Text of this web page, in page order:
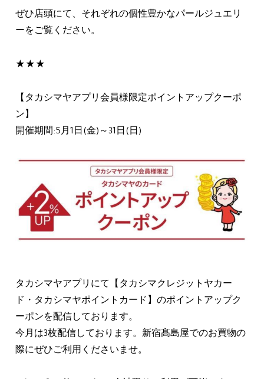
ぜひ店頭にて、それぞれの個性豊かなパールジュエリ
ーをご覧ください。
★★★
【タカシマヤアプリ会員様限定ポイントアップクーポ
ン】
開催期間:5月1日(金)～31日(日)
タカシマヤアプリにて【タカシマクレジットヤカー
ド・タカシマヤポイントカード】のポイントアップク
ーポンを配信しております。
今月は3枚配信しております。新宿髙島屋でのお買物の
際にぜひご利用くださいませ。